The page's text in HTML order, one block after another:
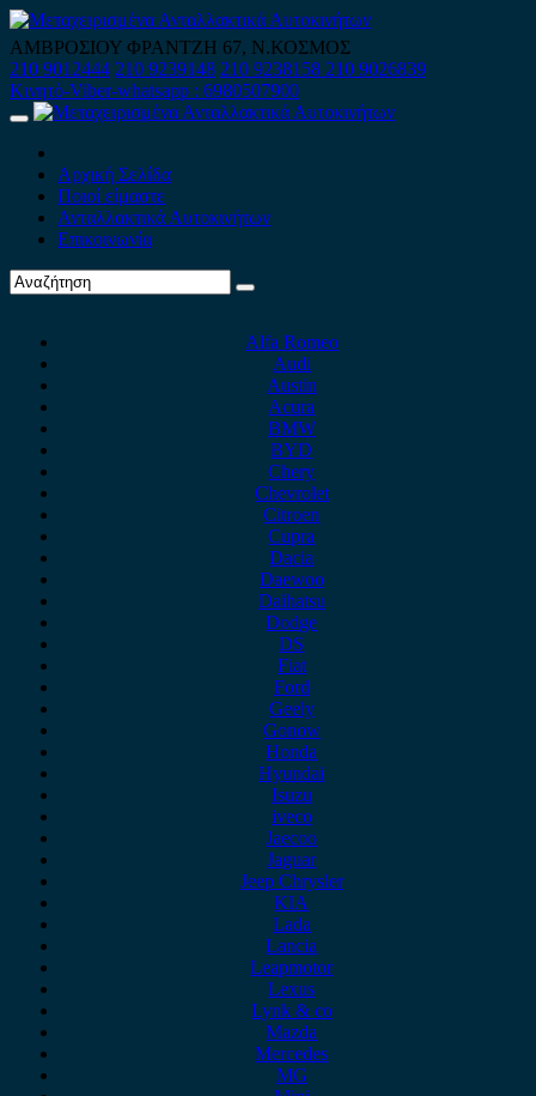
Skip
to
content
ΑΜΒΡΟΣΙΟΥ ΦΡΑΝΤΖΗ 67, Ν.ΚΟΣΜΟΣ
210 9012444 210 9239148 210 9238158 210 9026839
Κινητό-Viber-whatsapp : 6980507900
Primary
Αρχική Σελίδα
Ποιοί είμαστε
Ανταλλακτικά Αυτοκινήτων
Επικοινωνία
Alfa Romeo
Audi
Austin
Acura
BMW
BYD
Chery
Chevrolet
Citroen
Cupra
Dacia
Daewoo
Daihatsu
Dodge
DS
Fiat
Ford
Geely
Gonow
Honda
Hyundai
Isuzu
iveco
Jaecoo
Jaguar
Jeep Chrysler
KIA
Lada
Lancia
Leapmotor
Lexus
Lynk & co
Mazda
Mercedes
MG